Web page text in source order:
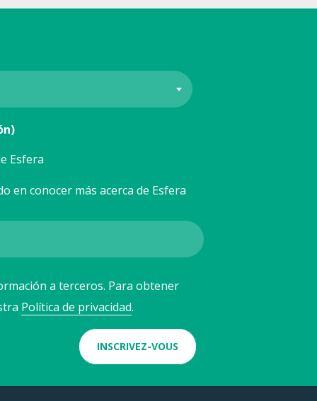
Esfera
en conocer más acerca de Esfera
a terceros. Para obtener
Política de privacidad.
INSCRIVEZ-VOUS